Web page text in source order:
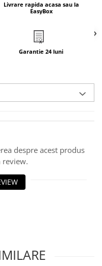
Livrare rapida acasa sau la
EasyBox
Garantie 24 luni
despre acest produs
review.